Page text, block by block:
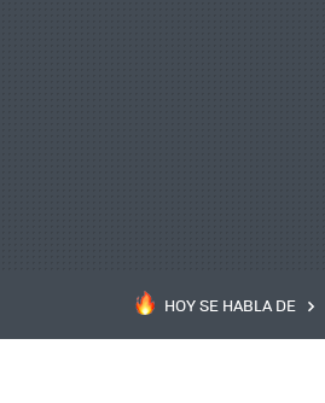
HOY SE HABLA DE